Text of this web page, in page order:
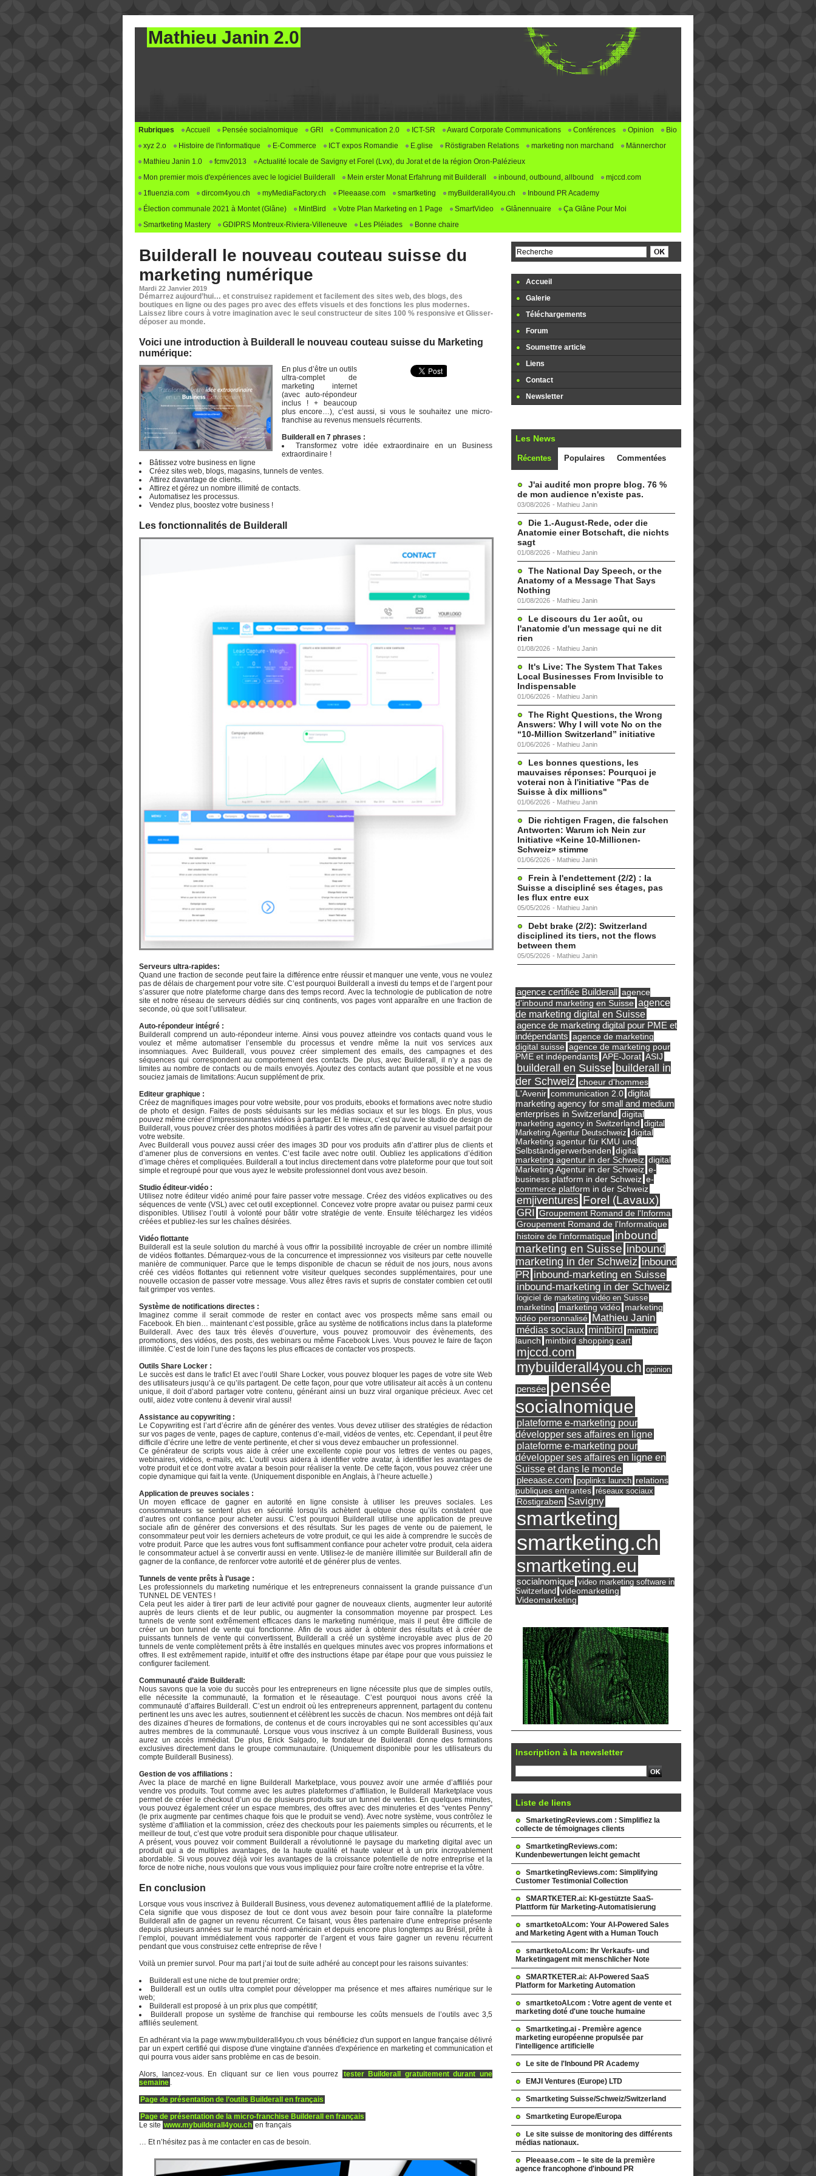
Mathieu Janin 2.0
Rubriques Accueil Pensée socialnomique GRI Communication 2.0 ICT-SR Award Corporate Communications Conférences Opinion
Bio
xyz 2.o
Histoire de l'informatique E-Commerce ICT expos Romandie E.glise Röstigraben Relations marketing non marchand
Männerchor
Mathieu Janin 1.0
fcmv2013
Actualité locale de Savigny et Forel (Lvx), du Jorat et de la région Oron-Palézieux
Mon premier mois d'expériences avec le logiciel Builderall
Mein erster Monat Erfahrung mit Builderall inbound, outbound, allbound
mjccd.com
1fluenzia.com
dircom4you.ch myMediaFactory.ch Pleeaase.com smartketing myBuilderall4you.ch
Inbound PR Academy
Élection communale 2021 à Montet (Glâne)
MintBird Votre Plan Marketing en 1 Page SmartVideo Glânennuaire
Ça Glâne Pour Moi
Smartketing Mastery
GDIPRS Montreux-Riviera-Villeneuve Les Pléiades Bonne chaire
Builderall le nouveau couteau suisse du
marketing numérique
Mardi 22 Janvier 2019
Démarrez aujourd’hui… et construisez rapidement et facilement des sites web, des blogs, des
boutiques en ligne ou des pages pro avec des effets visuels et des fonctions les plus modernes.
Laissez libre cours à votre imagination avec le seul constructeur de sites 100 % responsive et Glisser-
déposer au monde.
Voici une introduction à Builderall le nouveau couteau suisse du Marketing
numérique:
En plus d’être un outils
ultra-complet de
marketing internet
(avec auto-répondeur
inclus ! + beaucoup
plus encore…), c’est aussi, si vous le souhaitez une micro-
franchise au revenus mensuels récurrents.
Builderall en 7 phrases :
Transformez votre idée extraordinaire en un Business
extraordinaire !
Bâtissez votre business en ligne
Créez sites web, blogs, magasins, tunnels de ventes.
Attirez davantage de clients.
Attirez et gérez un nombre illimité de contacts.
Automatisez les processus.
Vendez plus, boostez votre business !
Les fonctionnalités de Builderall
Serveurs ultra-rapides:
Quand une fraction de seconde peut faire la différence entre réussir et manquer une vente, vous ne voulez
pas de délais de chargement pour votre site. C’est pourquoi Builderall a investi du temps et de l’argent pour
s’assurer que notre plateforme charge dans des temps record. Avec la technologie de publication de notre
site et notre réseau de serveurs dédiés sur cinq continents, vos pages vont apparaître en une fraction de
seconde, où que soit l’utilisateur.
Auto-répondeur intégré :
Builderall comprend un auto-répondeur interne. Ainsi vous pouvez atteindre vos contacts quand vous le
voulez et même automatiser l’ensemble du processus et vendre même la nuit vos services aux
insomniaques. Avec Builderall, vous pouvez créer simplement des emails, des campagnes et des
séquences qui correspondent au comportement des contacts. De plus, avec Builderall, il n’y a pas de
limites au nombre de contacts ou de mails envoyés. Ajoutez des contacts autant que possible et ne vous
souciez jamais de limitations: Aucun supplément de prix.
Editeur graphique :
Créez de magnifiques images pour votre website, pour vos produits, ebooks et formations avec notre studio
de photo et design. Faites de posts séduisants sur les médias sociaux et sur les blogs. En plus, vous
pouvez même créer d’impressionnantes vidéos à partager. Et le mieux, c’est qu’avec le studio de design de
Builderall, vous pouvez créer des photos modifiées à partir des votres afin de parvenir au visuel parfait pour
votre website.
Avec Builderall vous pouvez aussi créer des images 3D pour vos produits afin d’attirer plus de clients et
d’amener plus de conversions en ventes. C’est facile avec notre outil. Oubliez les applications d’édition
d’image chères et compliquées. Builderall a tout inclus directement dans votre plateforme pour que tout soit
simple et regroupé pour que vous ayez le website professionnel dont vous avez besoin.
Studio éditeur-vidéo :
Utilisez notre éditeur vidéo animé pour faire passer votre message. Créez des vidéos explicatives ou des
séquences de vente (VSL) avec cet outil exceptionnel. Concevez votre propre avatar ou puisez parmi ceux
disponibles. Utilisez l’outil à volonté pour bâtir votre stratégie de vente. Ensuite téléchargez les vidéos
créées et publiez-les sur les chaînes désirées.
Vidéo flottante
Builderall est la seule solution du marché à vous offrir la possibilité incroyable de créer un nombre illimité
de vidéos flottantes. Démarquez-vous de la concurrence et impressionnez vos visiteurs par cette nouvelle
manière de communiquer. Parce que le temps disponible de chacun se réduit de nos jours, nous avons
créé ces vidéos flottantes qui retiennent votre visiteur quelques secondes supplémentaires, pour une
nouvelle occasion de passer votre message. Vous allez êtres ravis et supris de constater combien cet outil
fait grimper vos ventes.
Système de notifications directes :
Imaginez comme il serait commode de rester en contact avec vos prospects même sans email ou
Facebook. Eh bien… maintenant c’est possible, grâce au système de notifications inclus dans la plateforme
Builderall. Avec des taux très élevés d’ouverture, vous pouvez promouvoir des évènements, des
promotions, des vidéos, des posts, des webinars ou même Facebook Lives. Vous pouvez le faire de façon
illimitée. C’est de loin l’une des façons les plus efficaces de contacter vos prospects.
Outils Share Locker :
Le succès est dans le trafic! Et avec l’outil Share Locker, vous pouvez bloquer les pages de votre site Web
des utilisateurs jusqu’à ce qu’ils partagent. De cette façon, pour que votre utilisateur ait accès à un contenu
unique, il doit d’abord partager votre contenu, générant ainsi un buzz viral organique précieux. Avec cet
outil, aidez votre contenu à devenir viral aussi!
Assistance au copywriting :
Le Copywriting est l’art d’écrire afin de générer des ventes. Vous devez utiliser des stratégies de rédaction
sur vos pages de vente, pages de capture, contenus d’e-mail, vidéos de ventes, etc. Cependant, il peut être
difficile d’écrire une lettre de vente pertinente, et cher si vous devez embaucher un professionnel.
Ce générateur de scripts vous aide à créer une excellente copie pour vos lettres de ventes ou pages,
webinaires, vidéos, e-mails, etc. L’outil vous aidera à identifier votre avatar, à identifier les avantages de
votre produit et ce dont votre avatar a besoin pour réaliser la vente. De cette façon, vous pouvez créer une
copie dynamique qui fait la vente. (Uniquement disponible en Anglais, à l’heure actuelle.)
Application de preuves sociales :
Un moyen efficace de gagner en autorité en ligne consiste à utiliser les preuves sociales. Les
consommateurs se sentent plus en sécurité lorsqu’ils achètent quelque chose qu’ils constatent que
d’autres ont confiance pour acheter aussi. C’est pourquoi Builderall utilise une application de preuve
sociale afin de générer des conversions et des résultats. Sur les pages de vente ou de paiement, le
consommateur peut voir les derniers acheteurs de votre produit, ce qui les aide à comprendre le succès de
votre produit. Parce que les autres vous font suffisamment confiance pour acheter votre produit, cela aidera
le consommateur actuel à se convertir aussi en vente. Utilisez-le de manière illimitée sur Builderall afin de
gagner de la confiance, de renforcer votre autorité et de générer plus de ventes.
Tunnels de vente prêts à l’usage :
Les professionnels du marketing numérique et les entrepreneurs connaissent la grande puissance d’un
TUNNEL DE VENTES !
Cela peut les aider à tirer parti de leur activité pour gagner de nouveaux clients, augmenter leur autorité
auprès de leurs clients et de leur public, ou augmenter la consommation moyenne par prospect. Les
tunnels de vente sont extrêmement efficaces dans le marketing numérique, mais il peut être difficile de
créer un bon tunnel de vente qui fonctionne. Afin de vous aider à obtenir des résultats et à créer de
puissants tunnels de vente qui convertissent, Builderall a créé un système incroyable avec plus de 20
tunnels de vente complètement prêts à être installés en quelques minutes avec vos propres informations et
offres. Il est extrêmement rapide, intuitif et offre des instructions étape par étape pour que vous puissiez le
configurer facilement.
Communauté d’aide Builderall:
Nous savons que la voie du succès pour les entrepreneurs en ligne nécessite plus que de simples outils,
elle nécessite la communauté, la formation et le réseautage. C’est pourquoi nous avons créé la
communauté d’affaires Builderall. C’est un endroit où les entrepreneurs apprennent, partagent du contenu
pertinent les uns avec les autres, soutiennent et célèbrent les succès de chacun. Nos membres ont déjà fait
des dizaines d’heures de formations, de contenus et de cours incroyables qui ne sont accessibles qu’aux
autres membres de la communauté. Lorsque vous vous inscrivez à un compte Builderall Business, vous
aurez un accès immédiat. De plus, Erick Salgado, le fondateur de Builderall donne des formations
exclusives directement dans le groupe communautaire. (Uniquement disponible pour les utilisateurs du
compte Builderall Business).
Gestion de vos affiliations :
Avec la place de marché en ligne Builderall Marketplace, vous pouvez avoir une armée d’affiliés pour
vendre vos produits. Tout comme avec les autres plateformes d’affiliation, le Builderall Marketplace vous
permet de créer le checkout d’un ou de plusieurs produits sur un tunnel de ventes. En quelques minutes,
vous pouvez également créer un espace membres, des offres avec des minuteries et des “ventes Penny”
(le prix augmente par centimes chaque fois que le produit se vend). Avec notre système, vous contrôlez le
système d’affiliation et la commission, créez des checkouts pour les paiements simples ou récurrents, et le
meilleur de tout, c’est que votre produit sera disponible pour chaque utilisateur.
A présent, vous pouvez voir comment Builderall a révolutionné le paysage du marketing digital avec un
produit qui a de multiples avantages, de la haute qualité et haute valeur et à un prix incroyablement
abordable. Si vous pouvez déjà voir les avantages de la croissance potentielle de notre entreprise et la
force de notre niche, nous voulons que vous vous impliquiez pour faire croître notre entreprise et la vôtre.
En conclusion
Lorsque vous vous inscrivez à Builderall Business, vous devenez automatiquement affilié de la plateforme.
Cela signifie que vous disposez de tout ce dont vous avez besoin pour faire connaître la plateforme
Builderall afin de gagner un revenu récurrent. Ce faisant, vous êtes partenaire d'une entreprise présente
depuis plusieurs années sur le marché nord-américain et depuis encore plus longtemps au Brésil, prête à
l’emploi, pouvant immédiatement vous rapporter de l’argent et vous faire gagner un revenu récurrent
pendant que vous construisez cette entreprise de rêve !
Voilà un premier survol. Pour ma part j’ai tout de suite adhéré au concept pour les raisons suivantes:
Builderall est une niche de tout premier ordre;
Builderall est un outils ultra complet pour développer ma présence et mes affaires numérique sur le
web;
Builderall est proposé à un prix plus que compétitif;
Builderall propose un système de franchise qui rembourse les coûts mensuels de l’outils avec 3,5
affiliés seulement.
En adhérant via la page www.mybuilderall4you.ch vous bénéficiez d'un support en langue française délivré
par un expert certifié qui dispose d'une vingtaine d'années d'expérience en marketing et communication et
qui pourra vous aider sans problème en cas de besoin.
Alors, lancez-vous. En cliquant sur ce lien vous pourrez
tester Builderall gratuitement durant une
semaine
Page de présentation de l’outils Builderall en français
Page de présentation de la micro-franchise Builderall en français
Le site www.mybuilderall4you.ch en français
… Et n’hésitez pas à me contacter en cas de besoin.
Accueil
Galerie
Téléchargements
Forum
Soumettre article
Liens
Contact
Newsletter
Les News
Récentes Populaires Commentées
J'ai audité mon propre blog. 76 %
de mon audience n'existe pas.
03/08/2026 - Mathieu Janin
Die 1.-August-Rede, oder die
Anatomie einer Botschaft, die nichts
sagt
01/08/2026 - Mathieu Janin
The National Day Speech, or the
Anatomy of a Message That Says
Nothing
01/08/2026 - Mathieu Janin
Le discours du 1er août, ou
l'anatomie d'un message qui ne dit
rien
01/08/2026 - Mathieu Janin
It's Live: The System That Takes
Local Businesses From Invisible to
Indispensable
01/06/2026 - Mathieu Janin
The Right Questions, the Wrong
Answers: Why I will vote No on the
“10-Million Switzerland” initiative
01/06/2026 - Mathieu Janin
Les bonnes questions, les
mauvaises réponses: Pourquoi je
voterai non à l'initiative "Pas de
Suisse à dix millions"
01/06/2026 - Mathieu Janin
Die richtigen Fragen, die falschen
Antworten: Warum ich Nein zur
Initiative «Keine 10-Millionen-
Schweiz» stimme
01/06/2026 - Mathieu Janin
Frein à l'endettement (2/2) : la
Suisse a discipliné ses étages, pas
les flux entre eux
05/05/2026 - Mathieu Janin
Debt brake (2/2): Switzerland
disciplined its tiers, not the flows
between them
05/05/2026 - Mathieu Janin
agence certifiée Builderall
agence
d'inbound marketing en Suisse agence
de marketing digital en Suisse
agence de marketing digital pour PME et
indépendants agence de marketing
digital suisse agence de marketing pour
PME et indépendants APE-Jorat ASIJ
builderall en Suisse builderall in
der Schweiz choeur d'hommes
L'Avenir communication 2.0 digital
marketing agency for small and medium
enterprises in Switzerland digital
marketing agency in Switzerland digital
Marketing Agentur Deutschweiz digital
Marketing agentur für KMU und
Selbständigerwerbenden digital
marketing agentur in der Schweiz digital
Marketing Agentur in der Schweiz e-
business platform in der Schweiz e-
commerce platform in der Schweiz
emjiventures Forel (Lavaux)
GRI Groupement Romand de l'Informa
Groupement Romand de l'Informatique
histoire de l'informatique inbound
marketing en Suisse inbound
marketing in der Schweiz inbound
PR inbound-marketing en Suisse
inbound-marketing in der Schweiz
logiciel de marketing vidéo en Suisse
marketing marketing vidéo marketing
vidéo personnalisé Mathieu Janin
médias sociaux mintbird
mintbird
launch mintbird shopping cart
mjccd.com
mybuilderall4you.ch opinion
pensée pensée
socialnomique
plateforme e-marketing pour
développer ses affaires en ligne
plateforme e-marketing pour
développer ses affaires en ligne en
Suisse et dans le monde
pleeaase.com poplinks launch relations
publiques entrantes réseaux sociaux
Röstigraben Savigny
smartketing
smartketing.ch
smartketing.eu
socialnomique video marketing software in
Switzerland videomarketing
Videomarketing
Inscription à la newsletter
Liste de liens
SmarketingReviews.com : Simplifiez la
collecte de témoignages clients
SmartketingReviews.com:
Kundenbewertungen leicht gemacht
SmartketingReviews.com: Simplifying
Customer Testimonial Collection
SMARTKETER.ai: KI-gestützte SaaS-
Plattform für Marketing-Automatisierung
smartketoAI.com: Your AI-Powered Sales
and Marketing Agent with a Human Touch
smartketoAI.com: Ihr Verkaufs- und
Marketingagent mit menschlicher Note
SMARTKETER.ai: AI-Powered SaaS
Platform for Marketing Automation
smartketoAI.com : Votre agent de vente et
marketing doté d'une touche humaine
Smartketing.ai - Première agence
marketing européenne propulsée par
l'intelligence artificielle
Le site de l'Inbound PR Academy
EMJI Ventures (Europe) LTD
Smartketing Suisse/Schweiz/Switzerland
Smartketing Europe/Europa
Le site suisse de monitoring des différents
médias nationaux.
Pleeaase.com – le site de la première
agence francophone d'inbound PR